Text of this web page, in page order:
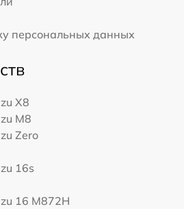
персональных данных
X8
M8
Zero
16s
16 M872H